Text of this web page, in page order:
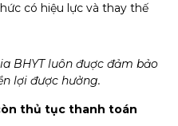
có hiệu lực và thay thế
BHYT luôn đuợc đảm bảo
lợi được hưởng.
thủ tục thanh toán